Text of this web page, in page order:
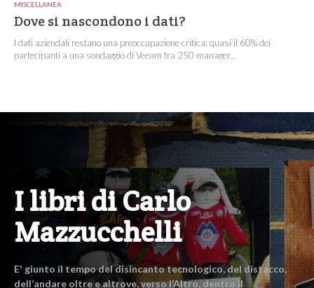
MISCELLANEA
Dove si nascondono i dati?
I dati aziendali restano una preoccupazione critica: quasi il 60% dei
partecipanti a una sondaggio di Veeam tra 250 manager...
I libri di Carlo
Mazzucchelli
E' giunto il tempo del disincanto tecnologico, del distacco,
dell’andare oltre e altrove, verso l’Altro, dentro il